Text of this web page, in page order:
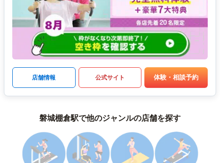
店舗情報 公式サイト 体験・相談予約
磐城棚倉駅で他のジャンルの店舗を探す